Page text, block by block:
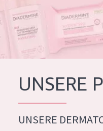
PRODUKTTYP
ALLE
inhaltsstoffe
Über uns
Inspiration
Kontakt
French
UNSERE
UNSERE